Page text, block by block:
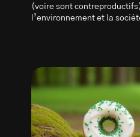
(voire sont
l’environnement et la